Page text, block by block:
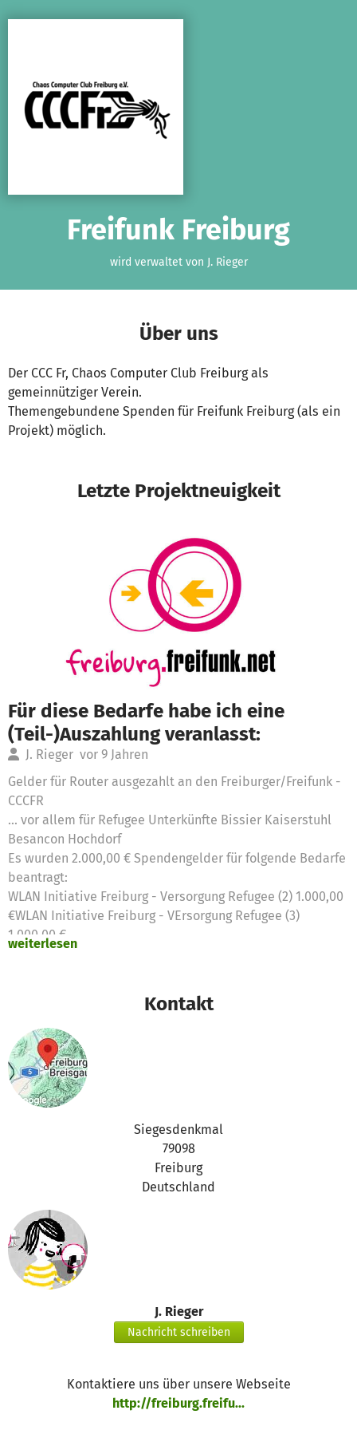
Freifunk Freiburg
wird verwaltet von J. Rieger
Über uns
Der CCC Fr, Chaos Computer Club Freiburg als
gemeinnütziger Verein.
Themengebundene Spenden für Freifunk Freiburg (als ein
Projekt) möglich.
Letzte Projektneuigkeit
Für diese Bedarfe habe ich eine
(Teil-)Auszahlung veranlasst:
J. Rieger vor 9 Jahren
Gelder für Router ausgezahlt an den Freiburger/Freifunk -
CCCFR
... vor allem für Refugee Unterkünfte Bissier Kaiserstuhl
Besancon Hochdorf
Es wurden 2.000,00 € Spendengelder für folgende Bedarfe
beantragt:
WLAN Initiative Freiburg - Versorgung Refugee (2) 1.000,00
€WLAN Initiative Freiburg - VErsorgung Refugee (3)
1.000,00 €
weiterlesen
Kontakt
Siegesdenkmal
79098
Freiburg
Deutschland
J. Rieger
Nachricht schreiben
Kontaktiere uns über unsere Webseite
http://freiburg.freifu...